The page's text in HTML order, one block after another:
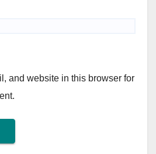
and website in this browser for